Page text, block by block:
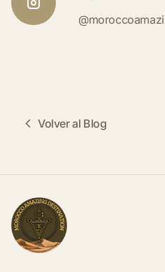
Volver al Blog